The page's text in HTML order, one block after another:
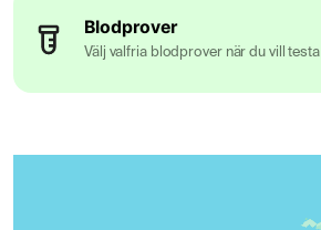
Blodprover
Välj valfria blodprover när du vill